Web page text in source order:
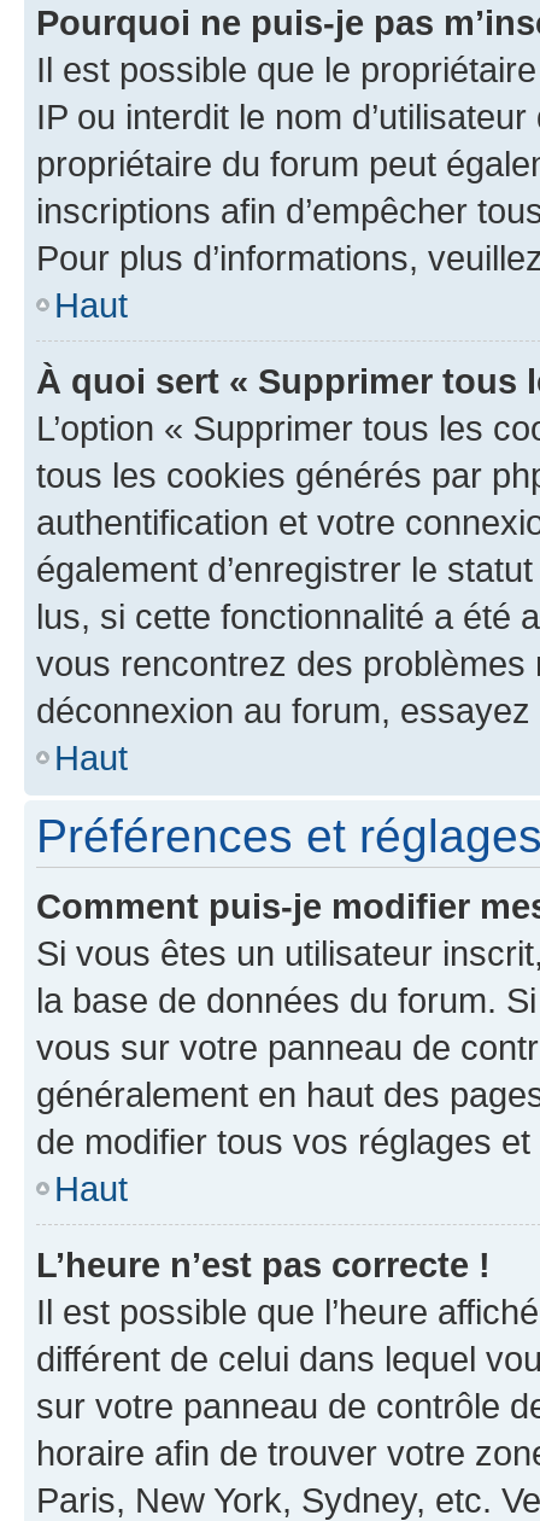
Pourquoi ne puis-je pas
Il est possible que le
IP ou interdit le nom
propriétaire du forum peut
inscriptions afin d’empêcher
Pour plus d’informations,
Haut
À quoi sert « Supprimer tous
L’option « Supprimer tous les
tous les cookies générés par
authentification et votre
également d’enregistrer le
lus, si cette fonctionnalité a été
vous rencontrez des
déconnexion au forum,
Haut
Préférences et
Comment puis-je modifier
Si vous êtes un utilisateur
la base de données du forum.
vous sur votre panneau de
généralement en haut des
de modifier tous vos réglages
Haut
L’heure n’est pas correcte !
Il est possible que l’heure
différent de celui dans lequel
sur votre panneau de contrôle
horaire afin de trouver votre
Paris, New York, Sydney, etc.